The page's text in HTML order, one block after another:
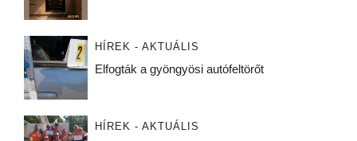
HÍREK - AKTUÁLIS
Elfogták a gyöngyösi autófeltörőt
HÍREK - AKTUÁLIS